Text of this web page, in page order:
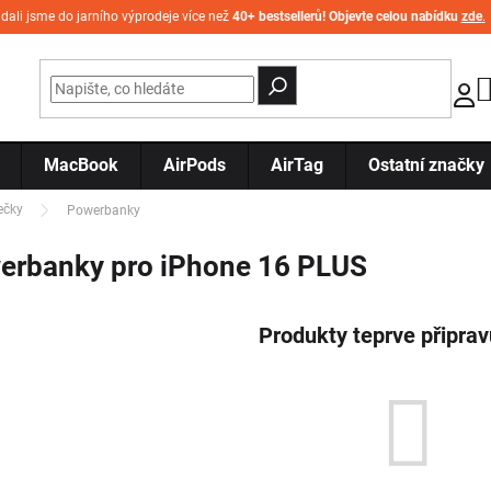
jsme do jarního výprodeje více než 40+ bestsellerů! Objevte celou nabídku zde.
MacBook AirPods AirTag Ostatní značky
Powerbanky
pro iPhone 16 PLUS
Produkty teprve